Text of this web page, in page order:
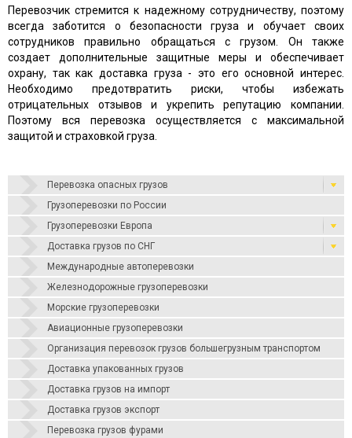
Перевозка опасных грузов
Грузоперевозки по России
Грузоперевозки Европа
Доставка грузов по СНГ
Международные автоперевозки
Железнодорожные грузоперевозки
Морские грузоперевозки
Авиационные грузоперевозки
Организация перевозок грузов большегрузным транспортом
Доставка упакованных грузов
Доставка грузов на импорт
Доставка грузов экспорт
Перевозка грузов фурами
Перевозчик стремится к надежному сотрудничеству, поэтому
всегда заботится о безопасности груза и обучает своих
сотрудников правильно обращаться с грузом. Он также
создает дополнительные защитные меры и обеспечивает
охрану, так как доставка груза - это его основной интерес.
Необходимо предотвратить риски, чтобы избежать
отрицательных отзывов и укрепить репутацию компании.
Поэтому вся перевозка осуществляется с максимальной
защитой и страховкой груза.